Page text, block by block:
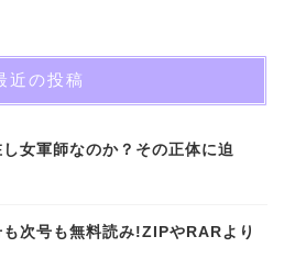
近の投稿
女軍師なのか？その正体に迫
次号も無料読み!ZIPやRARより